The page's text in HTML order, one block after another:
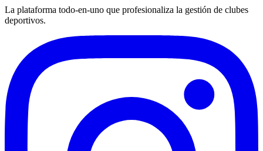
La plataforma todo-en-uno que profesionaliza la gestión de clubes
deportivos.